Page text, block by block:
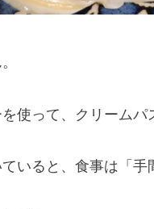
使って、クリームパ
いると、食事は「